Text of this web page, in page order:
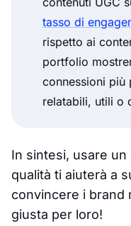
tasso di
rispetto ai
portfolio
connessioni più
relatabili, utili o
In sintesi, usare
qualità ti aiuterà a
convincere i brand
giusta per loro!